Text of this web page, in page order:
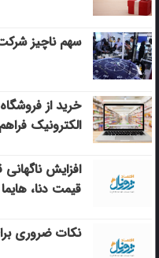
سهم ناچیز
خرید از
الکترونیک
افزایش
قیمت دنا، هایما
نکات ضروری